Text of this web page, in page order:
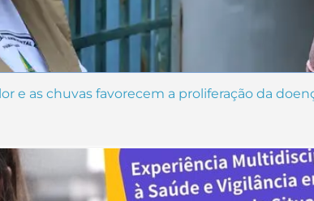
e as chuvas favorecem a proliferação da